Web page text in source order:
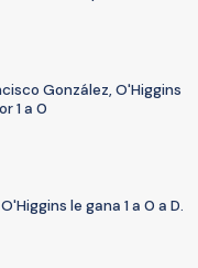
González, O'Higgins
1 a 0
le gana 1 a 0 a D.